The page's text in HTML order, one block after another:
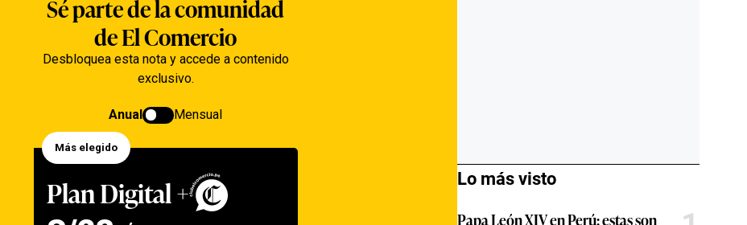
Lo más visto
Papa León XIV en Perú: estas son